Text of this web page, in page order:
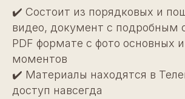
✔️ Состоит из порядковых и
видео, документ с подробным
PDF формате с фото основных
моментов
✔️ Материалы находятся в
доступ навсегда